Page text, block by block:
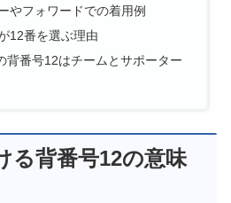
やフォワードでの着用例
12番を選ぶ理由
背番号12はチームとサポーター
る背番号12の意味